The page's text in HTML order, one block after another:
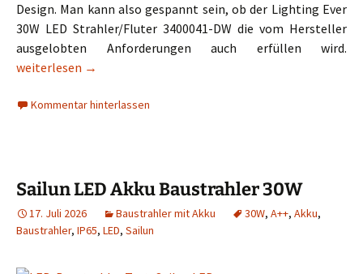
Design. Man kann also gespannt sein, ob der Lighting Ever
30W LED Strahler/Fluter 3400041-DW die vom Hersteller
ausgelobten Anforderungen auch erfüllen wird.
Lighting Ever 30W LED Strahler/Fluter 3400041-DW
weiterlesen →
Kommentar hinterlassen
Sailun LED Akku Baustrahler 30W
17. Juli 2026 Baustrahler mit Akku 30W, A++, Akku,
Baustrahler, IP65, LED, Sailun